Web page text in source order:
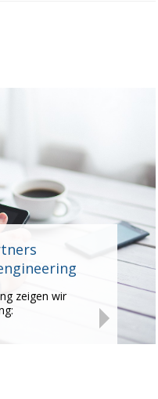
zeigen wir
langjährige
unsere
über Jahren
Sie
des